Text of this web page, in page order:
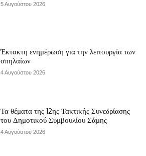
5 Αυγούστου 2026
Έκτακτη ενημέρωση για την λειτουργία των
σπηλαίων
4 Αυγούστου 2026
Τα θέματα της 12ης Τακτικής Συνεδρίασης
του Δημοτικού Συμβουλίου Σάμης
4 Αυγούστου 2026